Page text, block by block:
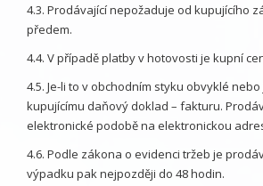
4.3. Prodávající nepožaduje od kupujícího
předem.
4.4. V případě platby v hotovosti je kupní
4.5. Je-li to v obchodním styku obvyklé
kupujícímu daňový doklad – fakturu.
elektronické podobě na elektronickou
4.6. Podle zákona o evidenci tržeb je
výpadku pak nejpozději do 48 hodin.